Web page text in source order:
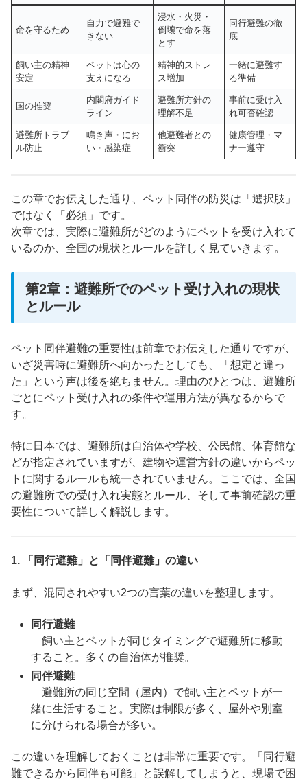
命を守るため
自力で避難で
きない
浸水・火災・
倒壊で命を落
とす
同行避難の徹
底
飼い主の精神
安定
ペットは心の
支えになる
精神的ストレ
ス増加
一緒に避難す
る準備
国の推奨
内閣府ガイド
ライン
避難所方針の
理解不足
事前に受け入
れ可否確認
避難所トラブ
ル防止
鳴き声・にお
い・感染症
他避難者との
衝突
健康管理・マ
ナー遵守
この章でお伝えした通り、ペット同伴の防災は「選択肢」
ではなく「必須」です。
次章では、実際に避難所がどのようにペットを受け入れて
いるのか、全国の現状とルールを詳しく見ていきます。
第2章：避難所でのペット受け入れの現状
とルール
ペット同伴避難の重要性は前章でお伝えした通りですが、
いざ災害時に避難所へ向かったとしても、「想定と違っ
た」という声は後を絶ちません。理由のひとつは、避難所
ごとにペット受け入れの条件や運用方法が異なるからで
す。
特に日本では、避難所は自治体や学校、公民館、体育館な
どが指定されていますが、建物や運営方針の違いからペッ
トに関するルールも統一されていません。ここでは、全国
の避難所での受け入れ実態とルール、そして事前確認の重
要性について詳しく解説します。
1. 「同行避難」と「同伴避難」の違い
まず、混同されやすい2つの言葉の違いを整理します。
同行避難
飼い主とペットが同じタイミングで避難所に移動
すること。多くの自治体が推奨。
同伴避難
避難所の同じ空間（屋内）で飼い主とペットが一
緒に生活すること。実際は制限が多く、屋外や別室
に分けられる場合が多い。
この違いを理解しておくことは非常に重要です。「同行避
難できるから同伴も可能」と誤解してしまうと、現場で困